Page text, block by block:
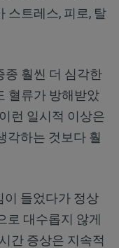
스트레스, 피로, 탈
종 훨씬 더 심각한
혈류가 방해받았
런 일시적 이상은
각하는 것보다 훨
이 들었다가 정상
로 대수롭지 않게
간 증상은 지속적